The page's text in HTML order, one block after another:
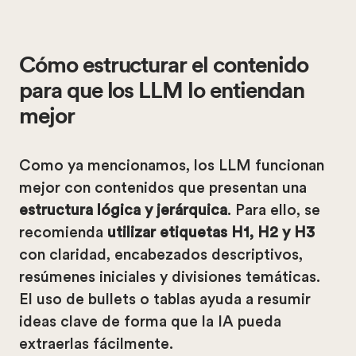
Cómo estructurar el contenido
para que los LLM lo entiendan
mejor
Como ya mencionamos, los LLM funcionan
mejor con contenidos que presentan una
estructura lógica y jerárquica. Para ello, se
recomienda utilizar etiquetas H1, H2 y H3
con claridad, encabezados descriptivos,
resúmenes iniciales y divisiones temáticas.
El uso de bullets o tablas ayuda a resumir
ideas clave de forma que la IA pueda
extraerlas fácilmente.